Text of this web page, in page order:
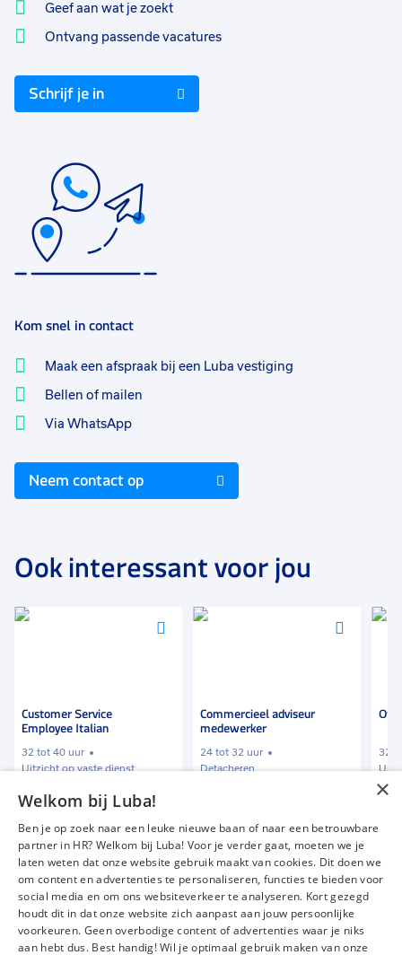
Geef aan wat je zoekt
Ontvang passende vacatures
Schrijf je in
Kom snel in contact
Maak een afspraak bij een Luba vestiging
Bellen of mailen
Via WhatsApp
Neem contact op
Ook interessant voor jou
Voeg
Customer Service
Employee Italian
32 tot 40 uur
Uitzicht op vaste dienst
€ 2100-€ 2600 p.m.
Voeg
Commercieel adviseur
medewerker
24 tot 32 uur
Detacheren
32
€
Vacatures
Over ons
Werken bij Luba
Voor werkgevers
Mijn Luba
Contact
×
Welkom bij Luba!
Ben je op zoek naar een leuke nieuwe baan of naar een betrouwbare
partner in HR? Welkom bij Luba! Voor je verder gaat, moeten we je
laten weten dat onze website gebruik maakt van cookies. Dit doen we
om content en advertenties te personaliseren, functies te bieden voor
social media en om ons websiteverkeer te analyseren. Kort gezegd
houdt dit in dat onze website zich aanpast aan jouw persoonlijke
voorkeuren. Geen overbodige content of advertenties waar je niks
aan hebt dus. Best handig! Wil je optimaal gebruik maken van onze